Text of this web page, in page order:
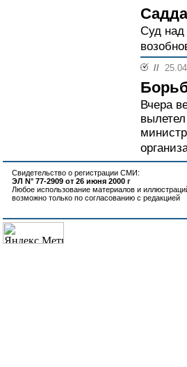
Суд
//
Вчера
Свидетельство о регистрации СМИ:
ЭЛ N° 77-2909 от 26 июня 2000 г
Любое использование материалов и
возможно только по согласованию с редакцией